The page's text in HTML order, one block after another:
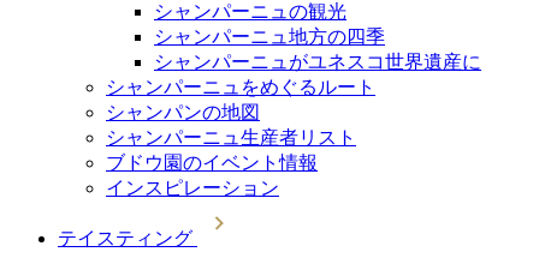
シャンパーニュの観光
シャンパーニュ地方の四季
シャンパーニュがユネスコ世界遺産に
シャンパーニュをめぐるルート
シャンパンの地図
シャンパーニュ生産者リスト
ブドウ園のイベント情報
インスピレーション
テイスティング